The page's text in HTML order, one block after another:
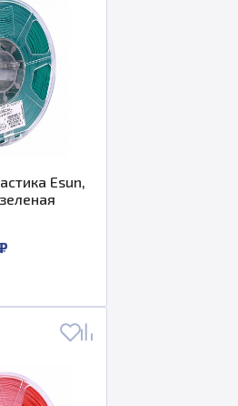
Esun,